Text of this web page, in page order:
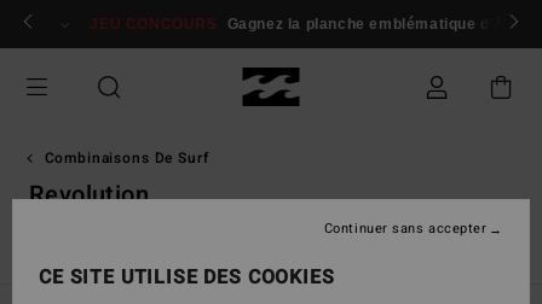
Passez
sélection
produits
Se connecter / s'inscrire
JEU CONCOURS Gagnez la planche emblématique d'Andy
Combinaisons De Surf
Revolution
CE SITE UTILISE DES COOKIES
Continuer sans accepter